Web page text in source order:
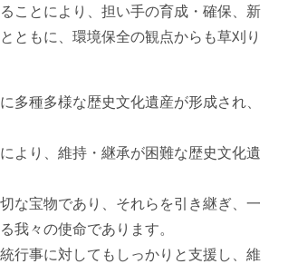
ことにより、担い手の育成・確保、新
ともに、環境保全の観点からも草刈り
種多様な歴史文化遺産が形成され、
より、維持・継承が困難な歴史文化遺
な宝物であり、それらを引き継ぎ、一
我々の使命であります。
行事に対してもしっかりと支援し、維